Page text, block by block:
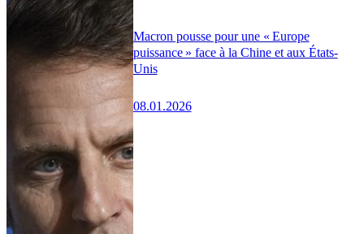
Macron pousse pour une « Europe
puissance » face à la Chine et aux États-
Unis
08.01.2026